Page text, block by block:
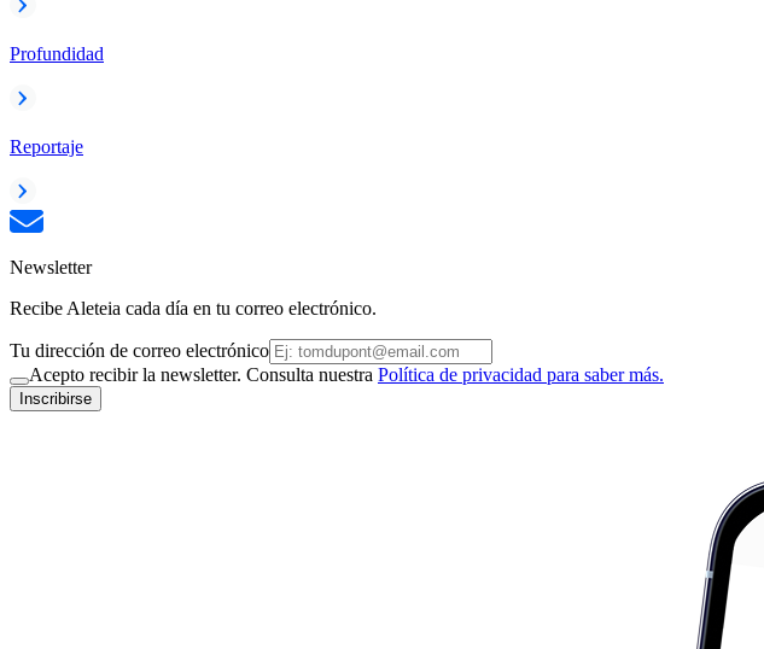
Profundidad
Reportaje
Newsletter
Recibe Aleteia cada día en tu correo electrónico.
Tu dirección de correo electrónico
Acepto recibir la newsletter. Consulta nuestra Política de privacidad para saber más.
Inscribirse